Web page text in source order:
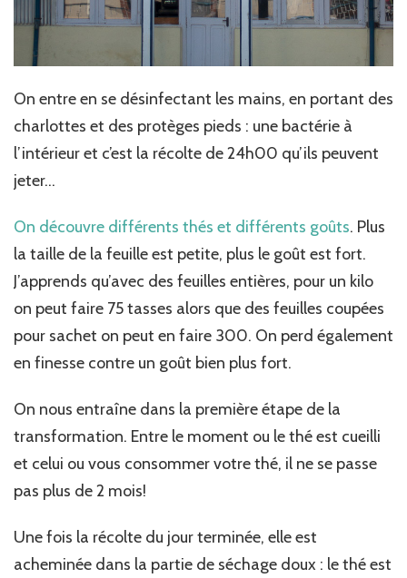
On entre en se désinfectant les mains, en portant des
charlottes et des protèges pieds : une bactérie à
l’intérieur et c’est la récolte de 24h00 qu’ils peuvent
jeter…
On découvre différents thés et différents goûts. Plus
la taille de la feuille est petite, plus le goût est fort.
J’apprends qu’avec des feuilles entières, pour un kilo
on peut faire 75 tasses alors que des feuilles coupées
pour sachet on peut en faire 300. On perd également
en finesse contre un goût bien plus fort.
On nous entraîne dans la première étape de la
transformation. Entre le moment ou le thé est cueilli
et celui ou vous consommer votre thé, il ne se passe
pas plus de 2 mois!
Une fois la récolte du jour terminée, elle est
acheminée dans la partie de séchage doux : le thé est